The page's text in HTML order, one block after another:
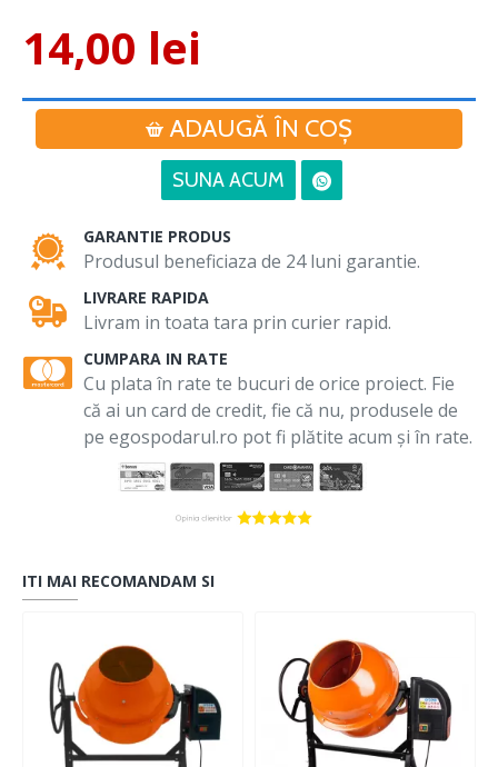
14,00 lei
ADAUGĂ ÎN COŞ
SUNA ACUM
GARANTIE PRODUS
Produsul beneficiaza de 24 luni garantie.
LIVRARE RAPIDA
Livram in toata tara prin curier rapid.
CUMPARA IN RATE
Cu plata în rate te bucuri de orice proiect. Fie
că ai un card de credit, fie că nu, produsele de
pe egospodarul.ro pot fi plătite acum și în rate.
ITI MAI RECOMANDAM SI